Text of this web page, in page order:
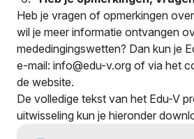
Heb je vragen of opmerkingen
wil je meer informatie ontvangen
mededingingswetten? Dan kun je
e-mail: info@edu-v.org of via het
de website.
De volledige tekst van het Edu-V
uitwisseling kun je hieronder